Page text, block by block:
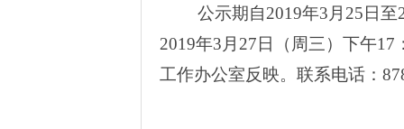
公示期自2019年3月25日
2019年3月27日（周三）下午
工作办公室反映。联系电话：